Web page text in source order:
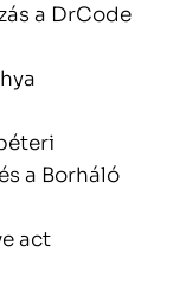
a DrCode
a Borháló
act